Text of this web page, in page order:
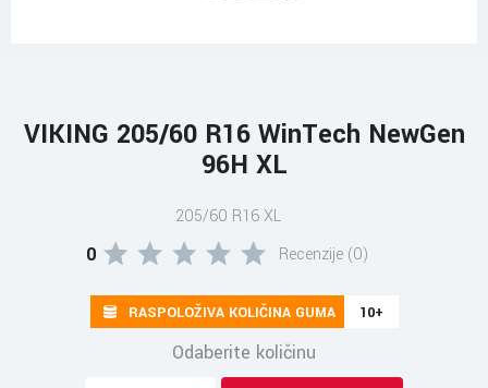
VIKING 205/60 R16 WinTech NewGen
96H XL
205/60 R16 XL
0 Recenzije (0)
RASPOLOŽIVA KOLIČINA GUMA 10+
Odaberite količinu